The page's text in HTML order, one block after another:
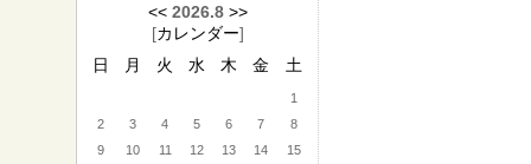
<< 2026.8 >>
[カレンダー]
日
月 火 水 木 金 土
1
2
3 4 5 6 7
8
9
10 11 12 13 14
15